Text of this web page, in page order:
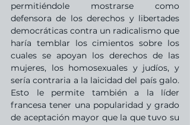
permitiéndole mostrarse como
defensora de los derechos y libertades
democráticas contra un radicalismo que
haría temblar los cimientos sobre los
cuales se apoyan los derechos de las
mujeres, los homosexuales y judíos, y
sería contraria a la laicidad del país galo.
Esto le permite también a la líder
francesa tener una popularidad y grado
de aceptación mayor que la que tuvo su